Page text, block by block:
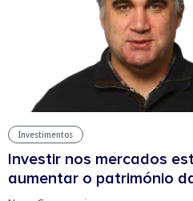
Investimentos
Investir nos mercados
aumentar o património